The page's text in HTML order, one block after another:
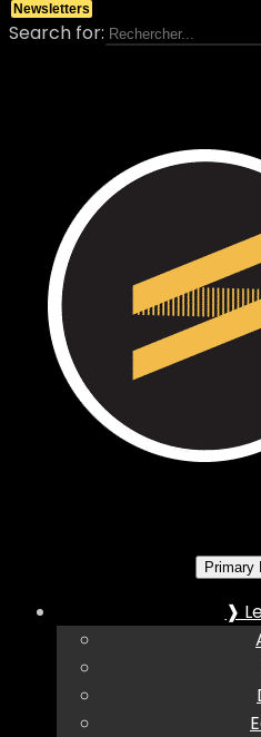
Search for:
Primary
❱
Newsletters